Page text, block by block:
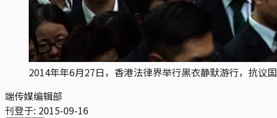
2014年年6月27日，香港法律界举行黑衣静默游行，抗议
端传媒编辑部
刊登于: 2015-09-16